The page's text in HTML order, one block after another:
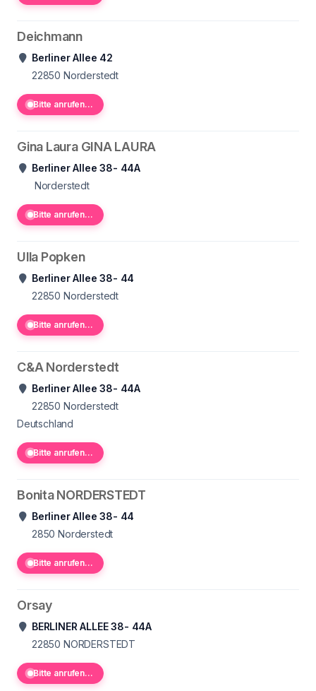
Deichmann
Berliner Allee 42
22850 Norderstedt
Bitte anrufen...
Gina Laura GINA LAURA
Berliner Allee 38- 44A
Norderstedt
Bitte anrufen...
Ulla Popken
Berliner Allee 38- 44
22850 Norderstedt
Bitte anrufen...
C&A Norderstedt
Berliner Allee 38- 44A
22850 Norderstedt
Deutschland
Bitte anrufen...
Bonita NORDERSTEDT
Berliner Allee 38- 44
2850 Norderstedt
Bitte anrufen...
Orsay
BERLINER ALLEE 38- 44A
22850 NORDERSTEDT
Bitte anrufen...